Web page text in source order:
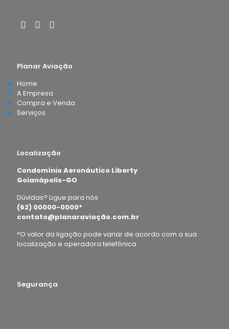
Planar Aviação
Home
A Empresa
Compra e Venda
Serviços
Localização
Condomínio Aeronáutico Liberty
Goianápolis-GO
Dúvidas? Ligue para nós
(62) 00000-0000*
contato@planaraviação.com.br
*O valor da ligação pode variar de acordo com a sua
localização e operadora telefônica
Segurança